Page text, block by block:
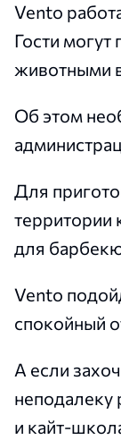
Vento
Гости
животными
Об этом
Для
территории
для
Vento
спокойный
А если
неподалеку
и кайт-